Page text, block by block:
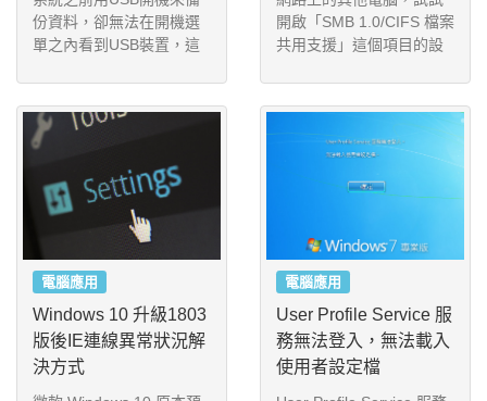
份資料，卻無法在開機選
單之內看到USB裝置，這
何開啟CSM Support的相
容模式設定。
開啟「SMB 1.0/CIFS 檔案
共用支援」這個項目的設
電腦應用
Windows 10 升級1803
版後IE連線異常狀況解
決方式
電腦應用
User Profile Service 服
務無法登入，無法載入
使用者設定檔